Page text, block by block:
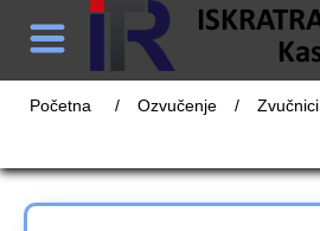
Početna / Ozvučenje / Zvučnici